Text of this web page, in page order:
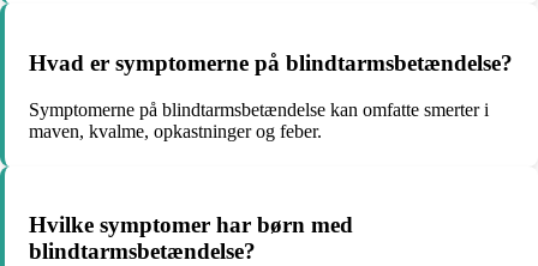
Hvad er symptomerne på blindtarmsbetændelse?
Symptomerne på blindtarmsbetændelse kan omfatte smerter i
maven, kvalme, opkastninger og feber.
Hvilke symptomer har børn med
blindtarmsbetændelse?